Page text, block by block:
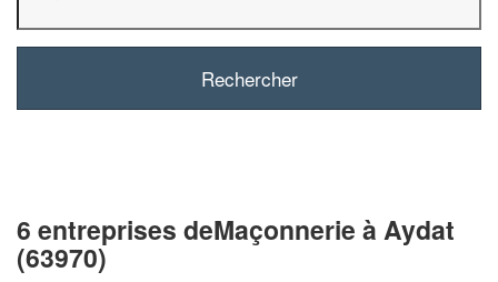
6 entreprises deMaçonnerie à Aydat
(63970)